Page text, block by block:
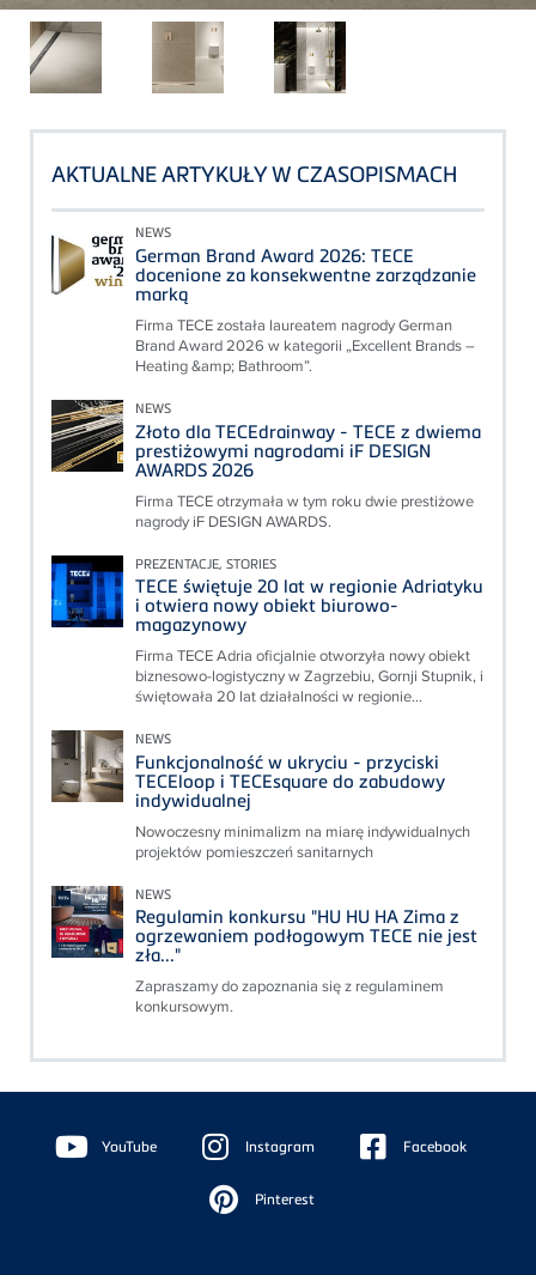
AKTUALNE ARTYKUŁY W CZASOPISMACH
NEWS
German Brand Award 2026: TECE
docenione za konsekwentne zarządzanie
marką
Firma TECE została laureatem nagrody German
Brand Award 2026 w kategorii „Excellent Brands –
Heating &amp; Bathroom”.
NEWS
Złoto dla TECEdrainway - TECE z dwiema
prestiżowymi nagrodami iF DESIGN
AWARDS 2026
Firma TECE otrzymała w tym roku dwie prestiżowe
nagrody iF DESIGN AWARDS.
PREZENTACJE, STORIES
TECE świętuje 20 lat w regionie Adriatyku
i otwiera nowy obiekt biurowo-
magazynowy
Firma TECE Adria oficjalnie otworzyła nowy obiekt
biznesowo-logistyczny w Zagrzebiu, Gornji Stupnik, i
świętowała 20 lat działalności w regionie...
NEWS
Funkcjonalność w ukryciu - przyciski
TECEloop i TECEsquare do zabudowy
indywidualnej
Nowoczesny minimalizm na miarę indywidualnych
projektów pomieszczeń sanitarnych
NEWS
Regulamin konkursu "HU HU HA Zima z
ogrzewaniem podłogowym TECE nie jest
zła..."
Zapraszamy do zapoznania się z regulaminem
konkursowym.
Floating
Sidebar YouTube Instagram Facebook
Pinterest